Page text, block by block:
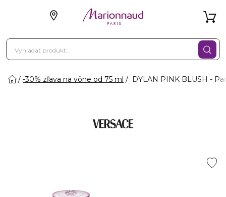
-30% zľava na vône od 75 ml DYLAN PINK BLUSH -